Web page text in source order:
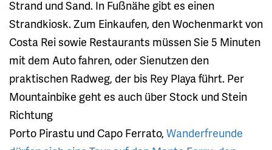
Strand und Sand. In Fußnähe gibt es einen
Strandkiosk. Zum Einkaufen, den Wochenmarkt von
Costa Rei sowie Restaurants müssen Sie 5 Minuten
mit dem Auto fahren, oder Sienutzen den
praktischen Radweg, der bis Rey Playa führt. Per
Mountainbike geht es auch über Stock und Stein
Richtung
Porto Pirastu und Capo Ferrato, Wanderfreunde